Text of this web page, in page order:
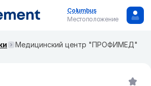
Columbus
Местоположение
Медицинский центр "ПРОФИМЕД"